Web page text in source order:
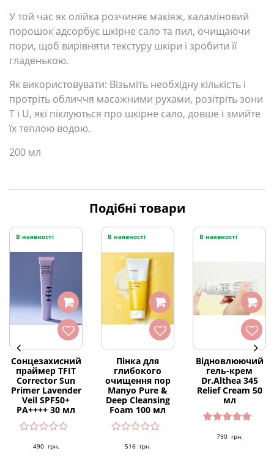
У той час як олійка розчиняє макіяж, каламіновий
порошок адсорбує шкірне сало та пил, очищаючи
пори, щоб вирівняти текстуру шкіри і зробити її
гладенькою.
Як використовувати: Візьміть необхідну кількість і
протріть обличчя масажними рухами, розітріть зони
T і U, які піклуються про шкірне сало, довше і змийте
їх теплою водою.
200 мл
Подібні товари
В наявності
Сонцезахисний
праймер TFIT
Corrector Sun
Primer Lavender
Veil SPF50+
PA++++ 30 мл
490 грн.
В наявності
Пінка для
глибокого
очищення пор
Manyo Pure &
Deep Cleansing
Foam 100 мл
516 грн.
В наявності
Відновлюючий
гель-крем
Dr.Althea 345
Relief Cream 50
мл
5.00з 5
790 грн.